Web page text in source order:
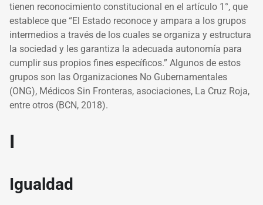
tienen reconocimiento constitucional en el artículo 1°, que
establece que “El Estado reconoce y ampara a los grupos
intermedios a través de los cuales se organiza y estructura
la sociedad y les garantiza la adecuada autonomía para
cumplir sus propios fines específicos.” Algunos de estos
grupos son las Organizaciones No Gubernamentales
(ONG), Médicos Sin Fronteras, asociaciones, La Cruz Roja,
entre otros (BCN, 2018).
I
Igualdad